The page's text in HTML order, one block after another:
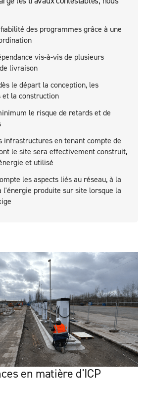
des programmes grâce à une
vis-à-vis de plusieurs
livraison
le départ la conception, les
la construction
le risque de retards et de
infrastructures en tenant compte de
le site sera effectivement construit,
et utilisé
les aspects liés au réseau, à la
l'énergie produite sur site lorsque la
en matière d'ICP